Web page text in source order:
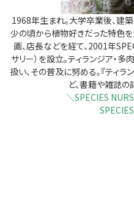
1968年生まれ。大学卒業後、建
少の頃から植物好きだった特色
画、店長などを経て、2001年
サリー）を設立。ティランジア・
扱い、その普及に努める。『ティ
ど、書籍や雑誌の
＼SPECIES